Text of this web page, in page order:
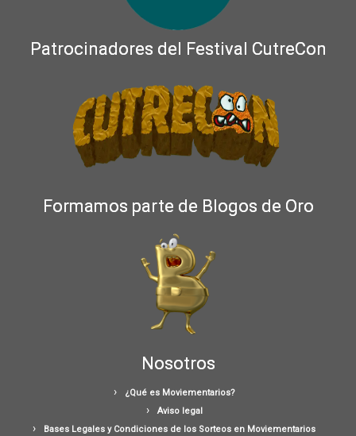
Patrocinadores del Festival CutreCon
Formamos parte de Blogos de Oro
Nosotros
¿Qué es Moviementarios?
Aviso legal
Bases Legales y Condiciones de los Sorteos en Moviementarios